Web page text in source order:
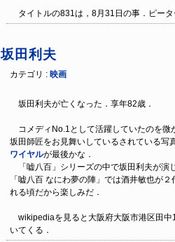
タイトルの831は，8月31日の事．ピー
坂田利夫
カテゴリ : 映画
坂田利夫が亡くなった．享年82歳．
コメディNo.1として活躍していたのを微
坂田師匠をお見舞いしているされている写
ワイヤルが最後かな．
「嘘八百」シリーズの中で坂田利夫が演
「嘘八百 なにわ夢の陣」では酒井敏也が
れる頃だから楽しみだ．
wikipediaを見ると大阪府大阪市港区田中
いてくる．